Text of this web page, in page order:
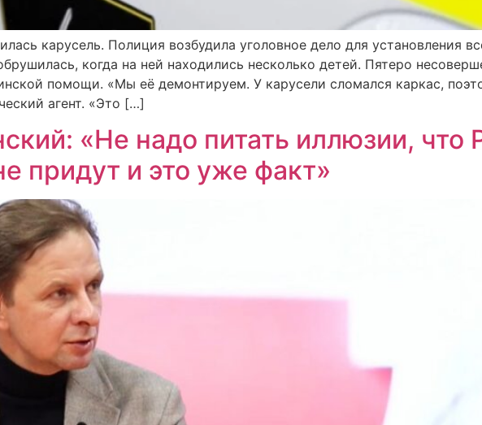
карусель. Полиция возбудила уголовное дело для установления
когда на ней находились несколько детей. Пятеро
помощи. «Мы её демонтируем. У карусели сломался каркас,
агент. «Это […]
«Не надо питать иллюзии, что
придут и это уже факт»